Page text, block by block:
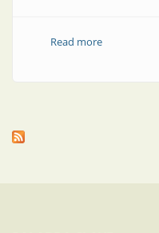
Read moreabout